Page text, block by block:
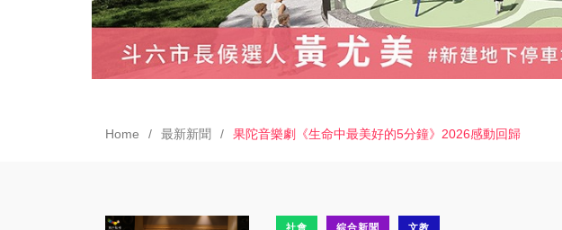
Home 最新新聞 果陀音樂劇《生命中最美好的5分鐘》2026感動回歸
社會 綜合新聞 文教